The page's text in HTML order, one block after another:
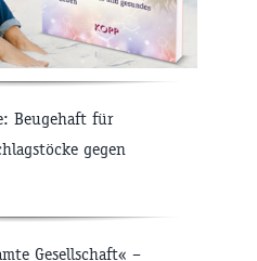
Beugehaft für
gegen
Gesellschaft« –